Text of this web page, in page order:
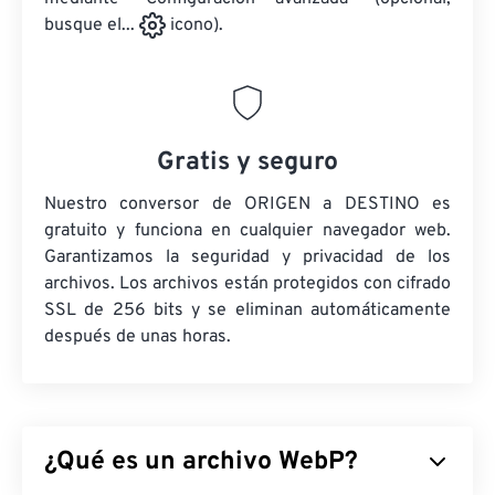
busque el...
icono).
Gratis y seguro
Nuestro conversor de ORIGEN a DESTINO es
gratuito y funciona en cualquier navegador web.
Garantizamos la seguridad y privacidad de los
archivos. Los archivos están protegidos con cifrado
SSL de 256 bits y se eliminan automáticamente
después de unas horas.
¿Qué es un archivo WebP?